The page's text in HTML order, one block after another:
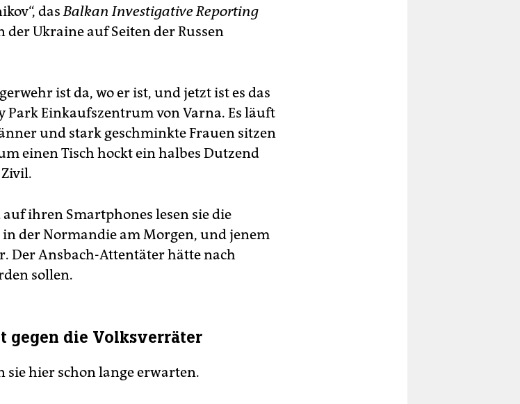
dasBalkan Investigative Reporting
der Ukraine auf Seiten der Russen
ist da, wo er ist, und jetzt ist es das
Park Einkaufszentrum von Varna. Es läuft
und stark geschminkte Frauen sitzen
einen Tisch hockt ein halbes Dutzend
ihren Smartphones lesen sie die
der Normandie am Morgen, und jenem
Der Ansbach-Attentäter hätte nach
sollen.
gegen die Volksverräter
sie hier schon lange erwarten.